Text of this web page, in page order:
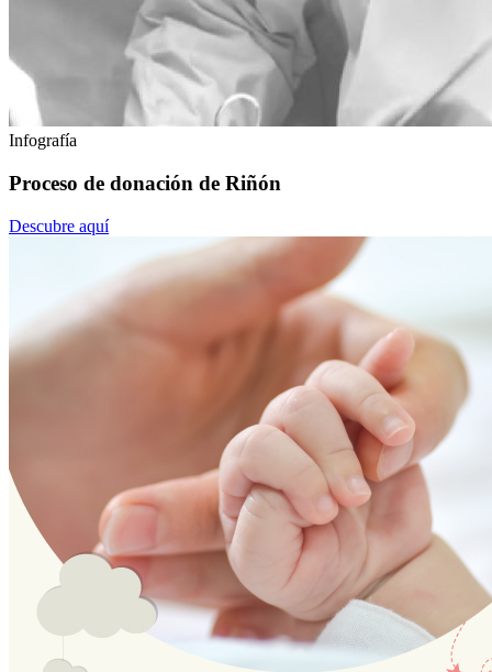
Infografía
Proceso de donación de Riñón
Descubre aquí